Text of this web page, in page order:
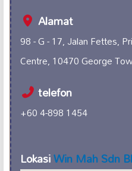
Alamat
98 - G - 17, Jalan Fettes,
Centre, 10470 George
telefon
+60 4-898 1454
LokasiWin Mah Sdn